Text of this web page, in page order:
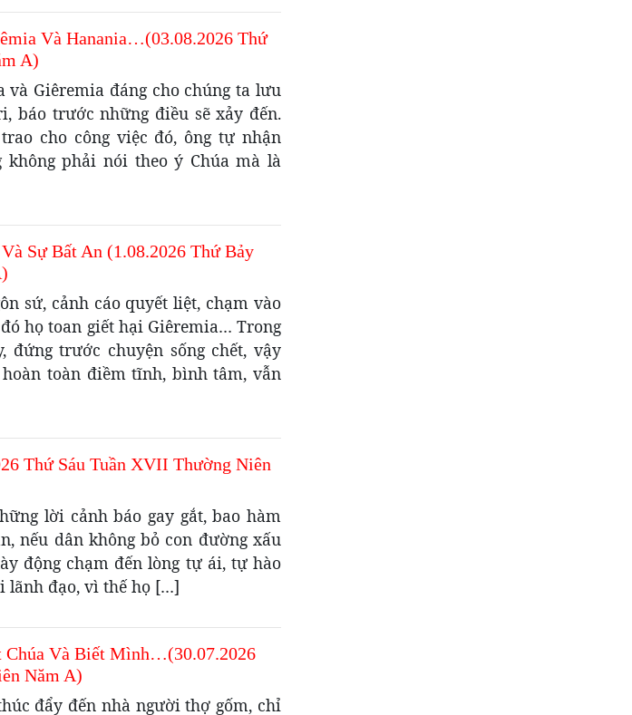
Và Hanania…(03.08.2026 Thứ
A)
và Giêremia đáng cho chúng ta lưu
báo trước những điều sẽ xảy đến.
cho công việc đó, ông tự nhận
phải nói theo ý Chúa mà là
Sự Bất An (1.08.2026 Thứ Bảy
sứ, cảnh cáo quyết liệt, chạm vào
họ toan giết hại Giêremia… Trong
đứng trước chuyện sống chết, vậy
toàn điềm tĩnh, bình tâm, vẫn
Thứ Sáu Tuần XVII Thường Niên
lời cảnh báo gay gắt, bao hàm
nếu dân không bỏ con đường xấu
động chạm đến lòng tự ái, tự hào
lãnh đạo, vì thế họ […]
Chúa Và Biết Mình…(30.07.2026
Năm A)
đẩy đến nhà người thợ gốm, chỉ